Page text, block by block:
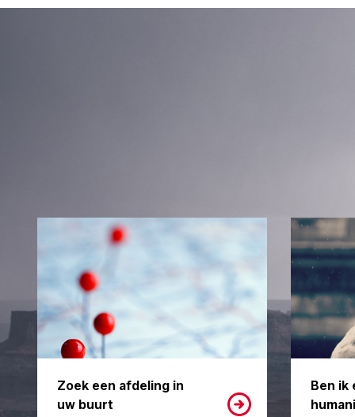
Zoek een afdeling in
uw buurt
Ben ik